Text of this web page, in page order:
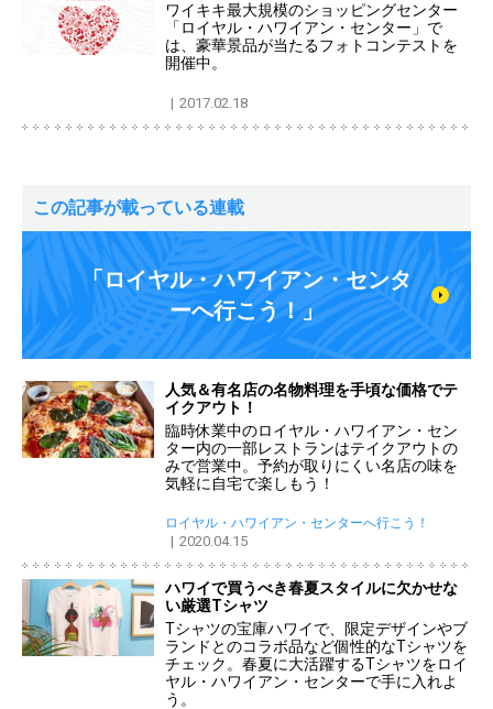
ワイキキ最大規模のショッピングセンター
「ロイヤル・ハワイアン・センター」で
は、豪華景品が当たるフォトコンテストを
開催中。
2017.02.18
この記事が載っている連載
「ロイヤル・ハワイアン・センタ
ーへ行こう！」
人気＆有名店の名物料理を手頃な価格でテ
イクアウト！
臨時休業中のロイヤル・ハワイアン・セン
ター内の一部レストランはテイクアウトの
みで営業中。予約が取りにくい名店の味を
気軽に自宅で楽しもう！
ロイヤル・ハワイアン・センターへ行こう！
2020.04.15
ハワイで買うべき春夏スタイルに欠かせな
い厳選Tシャツ
Tシャツの宝庫ハワイで、限定デザインやブ
ランドとのコラボ品など個性的なTシャツを
チェック。春夏に大活躍するTシャツをロイ
ヤル・ハワイアン・センターで手に入れよ
う。